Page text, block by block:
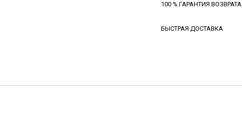
100 % ГАРАНТИЯ ВОЗВРАТА
БЫСТРАЯ ДОСТАВКА